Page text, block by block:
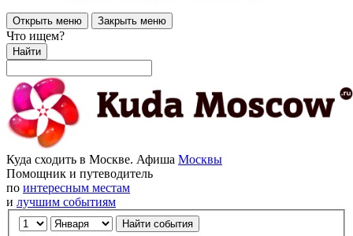
Открыть меню Закрыть меню
Что ищем?
Найти
Куда сходить в Москве. Афиша Москвы
Помощник и путеводитель
по интересным местам
и лучшим событиям